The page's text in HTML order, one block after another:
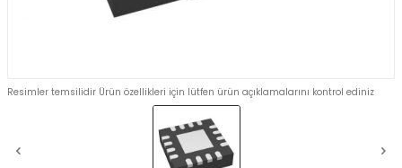
Resimler temsilidir Ürün özellikleri için lütfen ürün açıklamalarını kontrol ediniz